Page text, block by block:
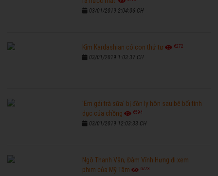
03/01/2019 2:04:06 CH
Kim Kardashian có con thứ tư 6272
03/01/2019 1:03:37 CH
'Em gái trà sữa' bị đồn ly hôn sau bê bối tình
dục của chồng
6594
03/01/2019 12:03:33 CH
Ngô Thanh Vân, Đàm Vĩnh Hưng đi xem
phim của Mỹ Tâm
6273